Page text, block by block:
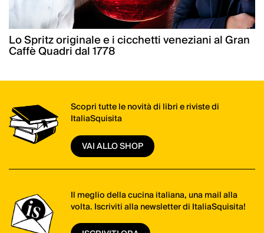
Lo Spritz originale e i cicchetti veneziani al Gran
Caffè Quadri dal 1778
Scopri tutte le novità di libri e riviste di
ItaliaSquisita
VAI ALLO SHOP
Il meglio della cucina italiana, una mail alla
volta. Iscriviti alla newsletter di ItaliaSquisita!